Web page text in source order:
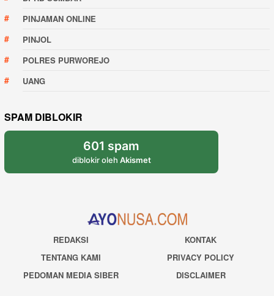
PINJAMAN ONLINE
PINJOL
POLRES PURWOREJO
UANG
SPAM DIBLOKIR
601 spam
diblokir oleh Akismet
REDAKSI
KONTAK
TENTANG KAMI
PRIVACY POLICY
PEDOMAN MEDIA SIBER
DISCLAIMER